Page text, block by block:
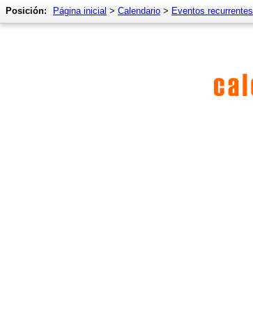
Posición: Página inicial > Calendario > Eventos recurrentes